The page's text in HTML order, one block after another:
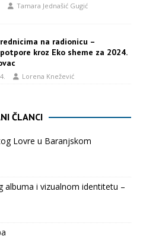
Tamara Jednašić Gugić
na radionicu –
kroz Eko sheme za 2024.
Lorena Knežević
ČLANCI
Lovre u Baranjskom
i vizualnom identitetu –